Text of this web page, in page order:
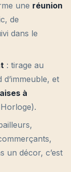
une réunion
de
dans le
: tirage au
et
à
un décor, c’est